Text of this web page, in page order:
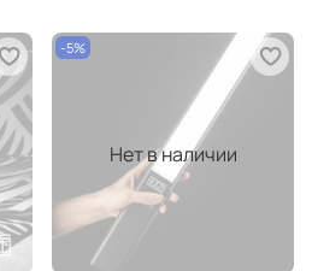
Нет в наличии
-5%